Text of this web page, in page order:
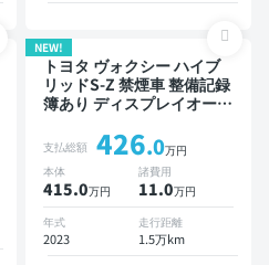
NEW!
トヨタ ヴォクシー ハイブ
リッドS-Z 禁煙車 整備記録
簿あり ディスプレイオーデ
後席モニター ブラインドス
ポットモニター デジタルイ
ンナーミラー オートクルー
ズ 3列シート スマートキー
ETC 電動バックドア バッ
クモニター 全方位カメラ
ドライブレコーダー 衝突軽
支払総額 426.0万円
本体
415.0万円
諸費用
11.0万円
年式
2023
走行距離
1.5万km